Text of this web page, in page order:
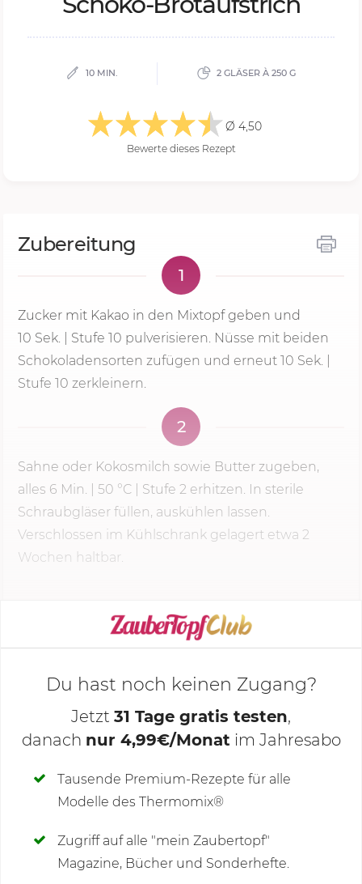
10 MIN. 2 GLÄSER À 250 G
Ø 4,50
Bewerte dieses Rezept
Zubereitung
1
Zucker mit Kakao in den Mixtopf geben und
10 Sek.
| Stufe 10 pulverisieren. Nüsse mit beiden
Schokoladensorten zufügen und erneut 10 Sek.
Stufe 10 zerkleinern.
2
Sahne oder Kokosmilch sowie Butter zugeben,
alles 6 Min. 50 °C Stufe 2 erhitzen. In sterile
Schraubgläser füllen, auskühlen lassen.
Verschlossen im Kühlschrank gelagert etwa 2
Wochen haltbar.
KOCHMODUS STARTEN
Deine Notizen
Du hast noch keinen Zugang?
Jetzt 31 Tage gratis testen,
danach nur 4,99€/Monat im Jahresabo
Tausende Premium-Rezepte für alle
Modelle des Thermomix®
Zugriff auf alle "mein Zaubertopf"
Magazine, Bücher und Sonderhefte.